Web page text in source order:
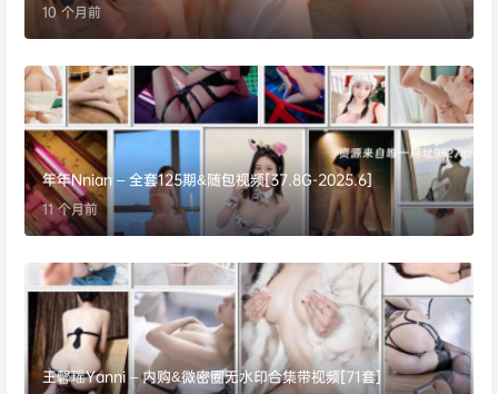
10 个月前
年年Nnian – 全套125期&随包视频[37.8G-2025.6]
11 个月前
王馨瑶Yanni – 内购&微密圈无水印合集带视频[71套]